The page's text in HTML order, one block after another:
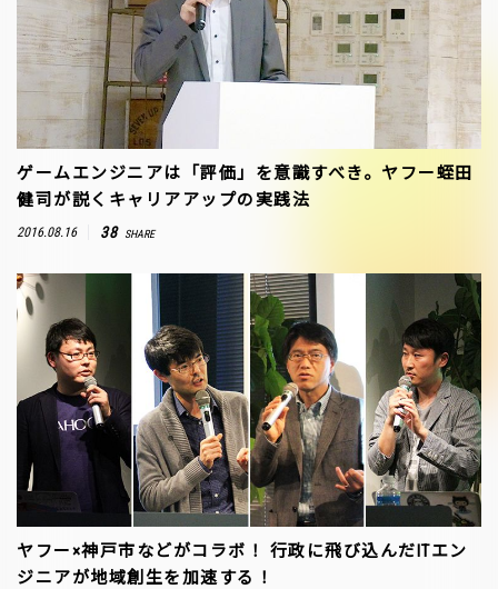
ゲームエンジニアは「評価」を意識すべき。ヤフー蛭田
健司が説くキャリアアップの実践法
2016.08.16 38 SHARE
ヤフー×神戸市などがコラボ！ 行政に飛び込んだITエン
ジニアが地域創生を加速する！